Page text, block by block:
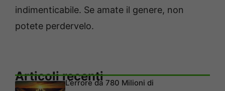
indimenticabile. Se amate il genere, non
potete perdervelo.
Articoli recentiL’errore da 780 Milioni di